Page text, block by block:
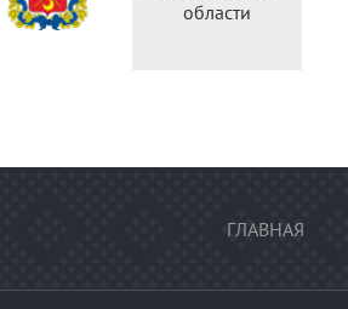
области
ГЛАВНАЯ